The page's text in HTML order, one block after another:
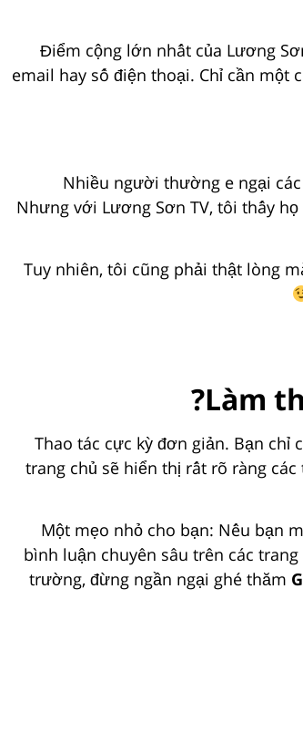
Điểm cộng lớn nhất của Lương
email hay số điện thoại. Chỉ cần một
Nhiều người thường e ngại
Nhưng với Lương Sơn TV, tôi thấy
Tuy nhiên, tôi cũng phải thật lòng
Làm
Thao tác cực kỳ đơn giản. Bạn
trang chủ sẽ hiển thị rất rõ ràng
Một mẹo nhỏ cho bạn: Nếu bạn
bình luận chuyên sâu trên các
trường, đừng ngần ngại ghé thăm